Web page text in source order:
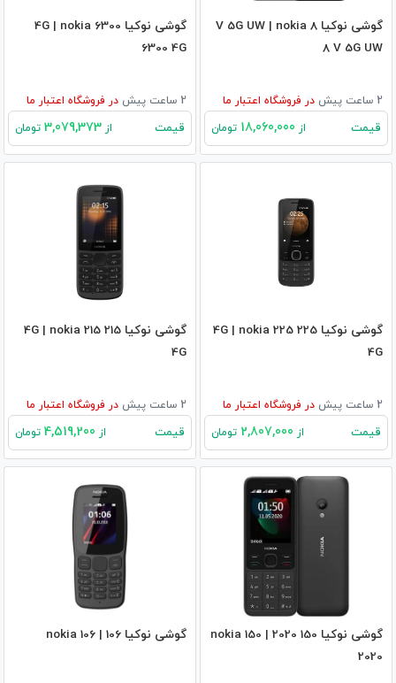
گوشی نوکیا 8 V 5G UW | nokia
8 V 5G UW
2 ساعت پیش در فروشگاه اعتبار ما
قیمت از تومان
گوشی نوکیا 6300 4G | nokia
6300 4G
2 ساعت پیش در فروشگاه اعتبار ما
قیمت از تومان
گوشی نوکیا 225 4G | nokia 225
4G
2 ساعت پیش در فروشگاه اعتبار ما
قیمت از تومان
گوشی نوکیا 215 4G | nokia 215
4G
2 ساعت پیش در فروشگاه اعتبار ما
قیمت از تومان
گوشی نوکیا 150 2020 | nokia 150
2020
گوشی نوکیا 106 | nokia 106